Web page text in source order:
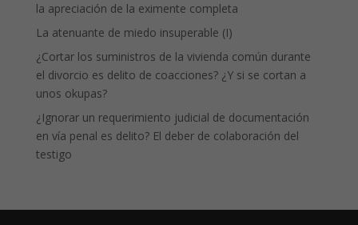
la apreciación de la eximente completa
La atenuante de miedo insuperable (I)
¿Cortar los suministros de la vivienda común durante
el divorcio es delito de coacciones? ¿Y si se cortan a
unos okupas?
¿Ignorar un requerimiento judicial de documentación
en vía penal es delito? El deber de colaboración del
testigo